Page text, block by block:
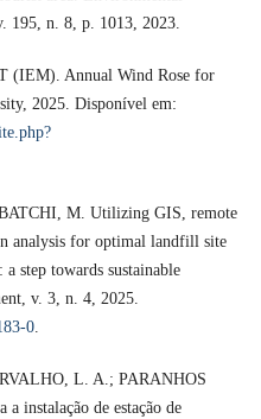
195, n. 8, p. 1013, 2023.
(IEM). Annual Wind Rose for
2025. Disponível em:
M. Utilizing GIS, remote
analysis for optimal landfill site
step towards sustainable
v. 3, n. 4, 2025.
0.
L. A.; PARANHOS
instalação de estação de